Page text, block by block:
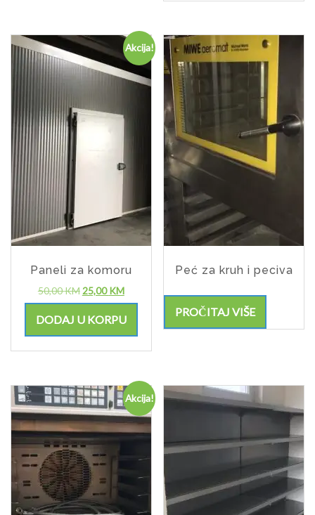
Akcija!
Paneli za komoru
50,00KM25,00KM
DODAJ U KORPU
Peć za kruh i peciva
PROČITAJ VIŠE
Akcija!